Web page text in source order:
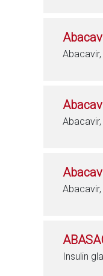
Insulin